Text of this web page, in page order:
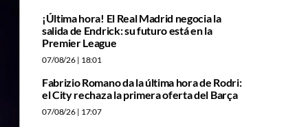
¡Última hora! El Real Madrid negocia la
salida de Endrick: su futuro está en la
Premier League
07/08/26 | 18:01
Fabrizio Romano da la última hora de Rodri:
el City rechaza la primera oferta del Barça
07/08/26 | 17:07